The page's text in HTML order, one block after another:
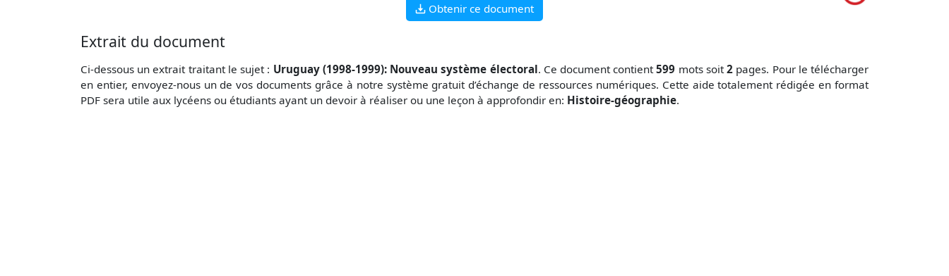
Obtenir ce document
Extrait du document
Ci-dessous un extrait traitant le sujet : Uruguay (1998-1999): Nouveau système électoral. Ce document contient599 mots soit2 pages. Pour le télécharger
en entier, envoyez-nous un de vos documents grâce à notre système gratuitd’échange de ressources numériques. Cette aide totalement rédigée en format
PDF sera utile aux lycéens ou étudiants ayant un devoir à réaliser ou une leçon à approfondir en: Histoire-géographie.